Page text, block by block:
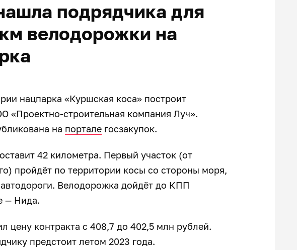
подрядчика для
велодорожки на
нацпарка «Куршская коса» построит
«Проектно-строительная компания Луч».
на портале госзакупок.
42 километра. Первый участок (от
пройдёт по территории косы со стороны моря,
Велодорожка дойдёт до КПП
— Нида.
цену контракта с 408,7 до 402,5 млн рублей.
предстоит летом 2023 года.